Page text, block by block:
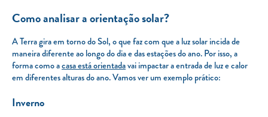
Como analisar a orientação solar?
A Terra gira em torno do Sol, o que faz com que a luz solar incida de
maneira diferente ao longo do dia e das estações do ano. Por isso, a
forma como acasa está orientadavai impactar a entrada de luz e calor
em diferentes alturas do ano. Vamos ver um exemplo prático:
Inverno